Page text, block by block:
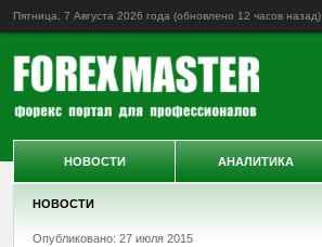
Пятница, 7 Августа 2026 года (обновлено 12 часов назад)
НОВОСТИ
Опубликовано: 27 июля 2015
НОВОСТИ АНАЛИТИКА